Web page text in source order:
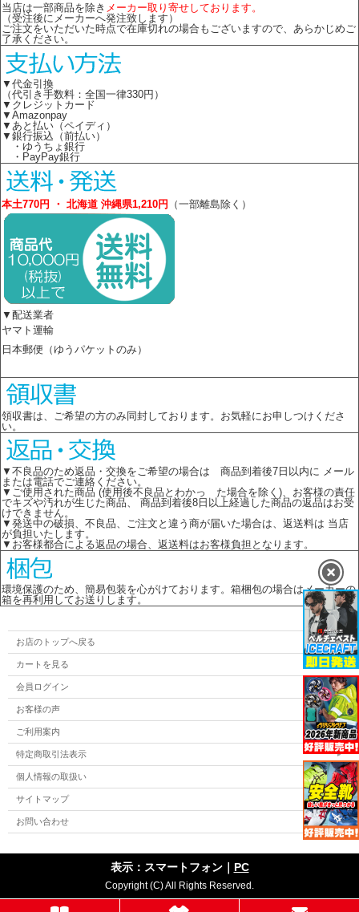
当店は一部商品を除き メーカー取り寄せしております。
（受注後にメーカーへ発注致します）
ご注文をいただいた時点で在庫切れの場合もございますので、あらかじめご
了承ください。
▼代金引換
（代引き手数料：全国一律330円）
▼クレジットカード
▼Amazonpay
▼あと払い（ペイディ）
▼銀行振込（前払い）
・ゆうちょ銀行
・PayPay銀行
本土770円 ・ 北海道 沖縄県1,210円 （一部離島除く）
▼配送業者
ヤマト運輸
日本郵便（ゆうパケットのみ）
領収書は、ご希望の方のみ同封しております。お気軽にお申しつけくださ
い。
▼不良品のため返品・交換をご希望の場合は 商品到着後7日以内に メール
または電話でご連絡ください。
▼ご使用された商品 (使用後不良品とわかっ た場合を除く)、お客様の責任
でキズや汚れが生じた商品、 商品到着後8日以上経過した商品の返品はお受
けできません。
▼発送中の破損、不良品、ご注文と違う商が届いた場合は、返送料は 当店
が負担いたします。
▼お客様都合による返品の場合、返送料はお客様負担となります。
環境保護のため、簡易包装を心がけております。箱梱包の場合はメーカーの
箱を再利用してお送りします。
お店のトップへ戻る
カートを見る
会員ログイン
お客様の声
ご利用案内
特定商取引法表示
個人情報の取扱い
サイトマップ
お問い合わせ
表示：スマートフォン｜ PC
Copyright (C) All Rights Reserved.